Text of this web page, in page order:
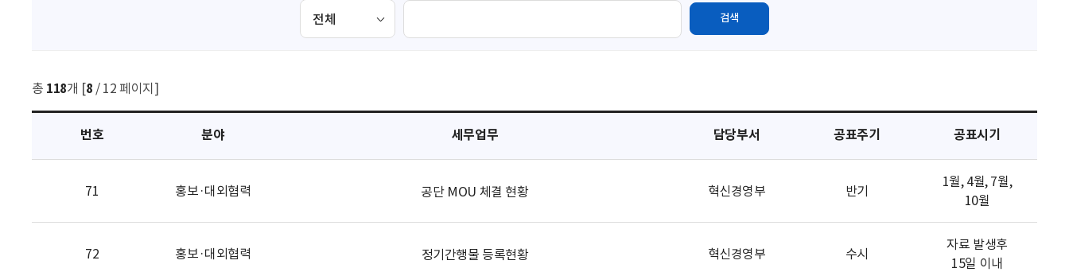
검
검색
총 118개 [8 / 12 페이지]
번호 분야 세무업무 담당부서 공표주기 공표시기
71 홍보·대외협력 공단 MOU 체결 현황 혁신경영부 반기
1월, 4월, 7월,
10월
72 홍보·대외협력 정기간행물 등록현황 혁신경영부 수시
자료 발생후
15일 이내